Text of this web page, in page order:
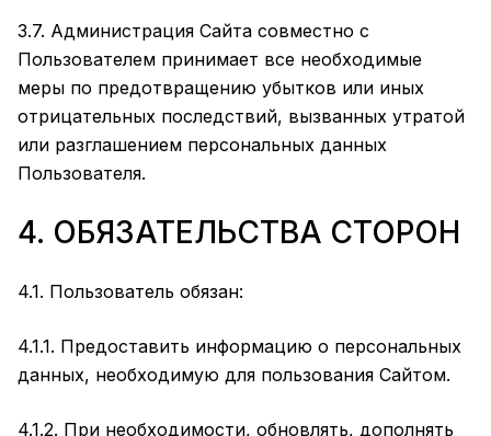
3.7. Администрация Сайта совместно с
Пользователем принимает все необходимые
меры по предотвращению убытков или иных
отрицательных последствий, вызванных утратой
или разглашением персональных данных
Пользователя.
4. ОБЯЗАТЕЛЬСТВА СТОРОН
4.1. Пользователь обязан:
4.1.1. Предоставить информацию о персональных
данных, необходимую для пользования Сайтом.
4.1.2. При необходимости, обновлять, дополнять